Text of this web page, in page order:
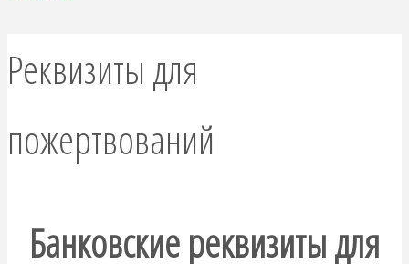
Реквизиты для
пожертвований
Банковские реквизиты для